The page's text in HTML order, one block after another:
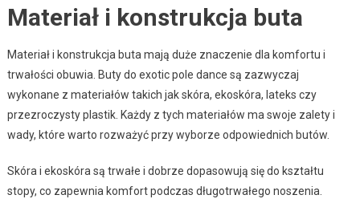
Materiał i konstrukcja buta
Materiał i konstrukcja buta mają duże znaczenie dla komfortu i
trwałości obuwia. Buty do exotic pole dance są zazwyczaj
wykonane z materiałów takich jak skóra, ekoskóra, lateks czy
przezroczysty plastik. Każdy z tych materiałów ma swoje zalety i
wady, które warto rozważyć przy wyborze odpowiednich butów.
Skóra i ekoskóra są trwałe i dobrze dopasowują się do kształtu
stopy, co zapewnia komfort podczas długotrwałego noszenia.